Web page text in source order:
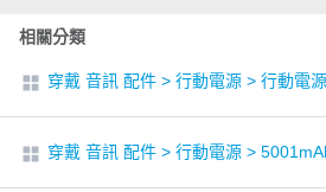
相關分類
穿戴 音訊 配件 > 行動電源 > 行動電源
穿戴 音訊 配件 > 行動電源 >